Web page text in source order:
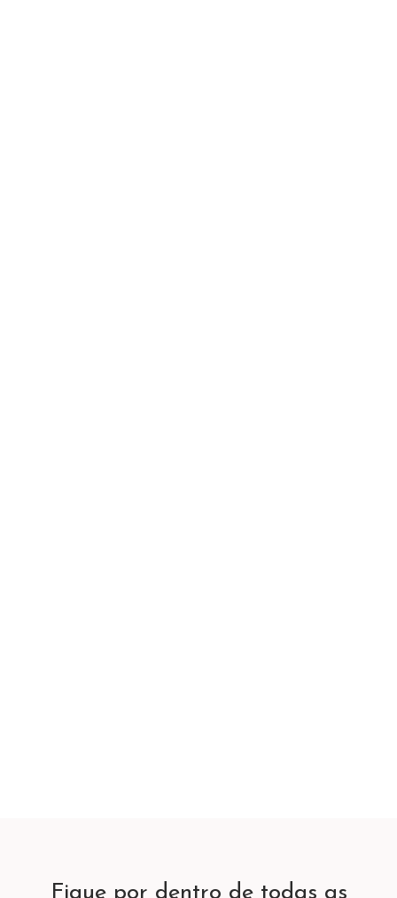
Fique por dentro de todas as